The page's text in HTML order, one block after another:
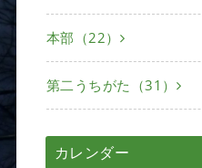
本部（22）
第二うちがた（31）
カレンダー